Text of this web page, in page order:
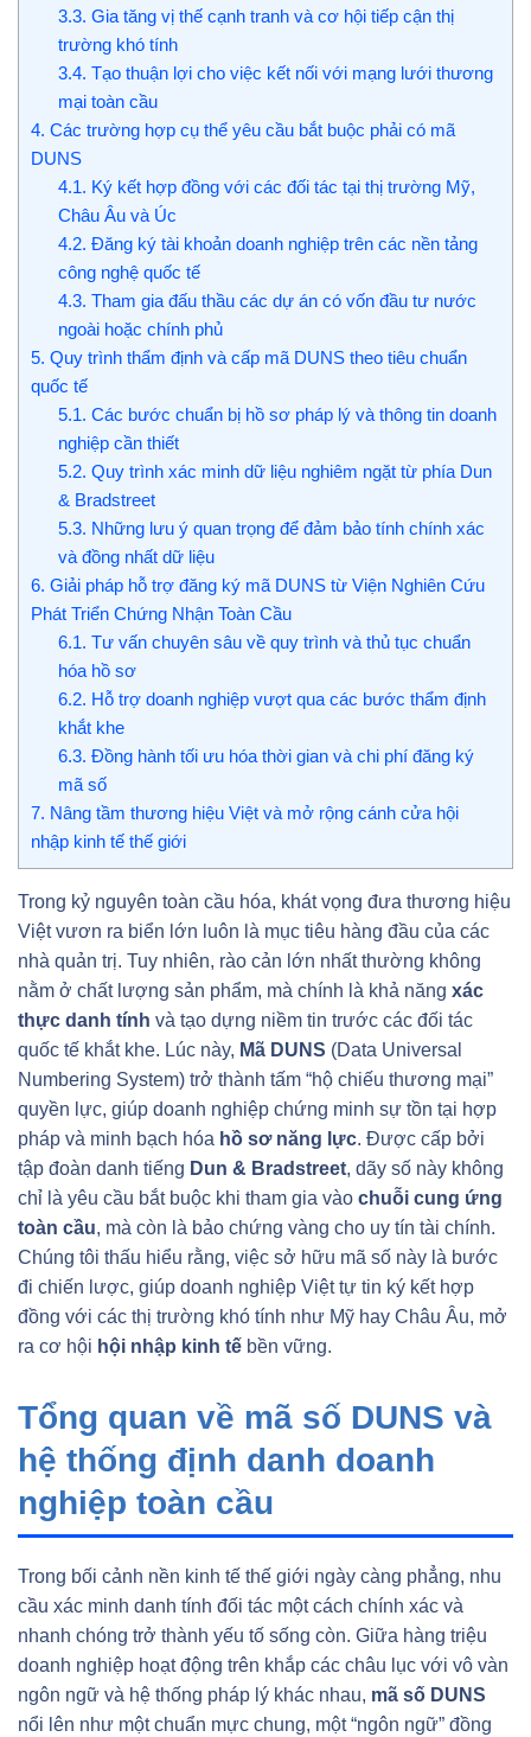
3.3. Gia tăng vị thế cạnh tranh và cơ hội tiếp cận thị
trường khó tính
3.4. Tạo thuận lợi cho việc kết nối với mạng lưới thương
mại toàn cầu
4. Các trường hợp cụ thể yêu cầu bắt buộc phải có mã
DUNS
4.1. Ký kết hợp đồng với các đối tác tại thị trường Mỹ,
Châu Âu và Úc
4.2. Đăng ký tài khoản doanh nghiệp trên các nền tảng
công nghệ quốc tế
4.3. Tham gia đấu thầu các dự án có vốn đầu tư nước
ngoài hoặc chính phủ
5. Quy trình thẩm định và cấp mã DUNS theo tiêu chuẩn
quốc tế
5.1. Các bước chuẩn bị hồ sơ pháp lý và thông tin doanh
nghiệp cần thiết
5.2. Quy trình xác minh dữ liệu nghiêm ngặt từ phía Dun
& Bradstreet
5.3. Những lưu ý quan trọng để đảm bảo tính chính xác
và đồng nhất dữ liệu
6. Giải pháp hỗ trợ đăng ký mã DUNS từ Viện Nghiên Cứu
Phát Triển Chứng Nhận Toàn Cầu
6.1. Tư vấn chuyên sâu về quy trình và thủ tục chuẩn
hóa hồ sơ
6.2. Hỗ trợ doanh nghiệp vượt qua các bước thẩm định
khắt khe
6.3. Đồng hành tối ưu hóa thời gian và chi phí đăng ký
mã số
7. Nâng tầm thương hiệu Việt và mở rộng cánh cửa hội
nhập kinh tế thế giới
Trong kỷ nguyên toàn cầu hóa, khát vọng đưa thương hiệu
Việt vươn ra biển lớn luôn là mục tiêu hàng đầu của các
nhà quản trị. Tuy nhiên, rào cản lớn nhất thường không
nằm ở chất lượng sản phẩm, mà chính là khả năng xác
thực danh tính và tạo dựng niềm tin trước các đối tác
quốc tế khắt khe. Lúc này, Mã DUNS (Data Universal
Numbering System) trở thành tấm “hộ chiếu thương mại”
quyền lực, giúp doanh nghiệp chứng minh sự tồn tại hợp
pháp và minh bạch hóa hồ sơ năng lực. Được cấp bởi
tập đoàn danh tiếng Dun & Bradstreet, dãy số này không
chỉ là yêu cầu bắt buộc khi tham gia vào chuỗi cung ứng
toàn cầu, mà còn là bảo chứng vàng cho uy tín tài chính.
Chúng tôi thấu hiểu rằng, việc sở hữu mã số này là bước
đi chiến lược, giúp doanh nghiệp Việt tự tin ký kết hợp
đồng với các thị trường khó tính như Mỹ hay Châu Âu, mở
ra cơ hội hội nhập kinh tế bền vững.
Tổng quan về mã số DUNS và
hệ thống định danh doanh
nghiệp toàn cầu
Trong bối cảnh nền kinh tế thế giới ngày càng phẳng, nhu
cầu xác minh danh tính đối tác một cách chính xác và
nhanh chóng trở thành yếu tố sống còn. Giữa hàng triệu
doanh nghiệp hoạt động trên khắp các châu lục với vô vàn
ngôn ngữ và hệ thống pháp lý khác nhau, mã số DUNS
nổi lên như một chuẩn mực chung, một “ngôn ngữ” đồng